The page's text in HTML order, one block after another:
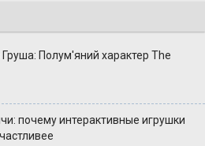
Полум'яний характер The
почему интерактивные игрушки